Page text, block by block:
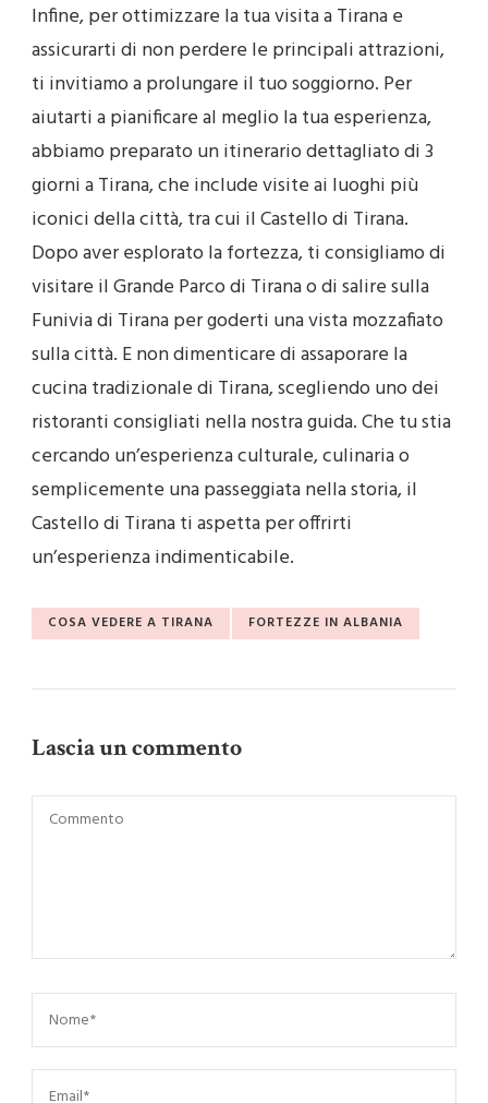
Infine, per ottimizzare la tua visita a Tirana e
assicurarti di non perdere le principali attrazioni,
ti invitiamo a prolungare il tuo soggiorno. Per
aiutarti a pianificare al meglio la tua esperienza,
abbiamo preparato un itinerario dettagliato di 3
giorni a Tirana, che include visite ai luoghi più
iconici della città, tra cui il Castello di Tirana.
Dopo aver esplorato la fortezza, ti consigliamo di
visitare il Grande Parco di Tirana o di salire sulla
Funivia di Tirana per goderti una vista mozzafiato
sulla città. E non dimenticare di assaporare la
cucina tradizionale di Tirana, scegliendo uno dei
ristoranti consigliati nella nostra guida. Che tu stia
cercando un’esperienza culturale, culinaria o
semplicemente una passeggiata nella storia, il
Castello di Tirana ti aspetta per offrirti
un’esperienza indimenticabile.
COSA VEDERE A TIRANA FORTEZZE IN ALBANIA
Lascia un commento